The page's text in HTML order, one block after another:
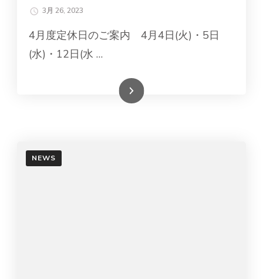
3月 26, 2023
4月度定休日のご案内 4月4日(火)・5日
(水)・12日(水 …
続きを読む
NEWS